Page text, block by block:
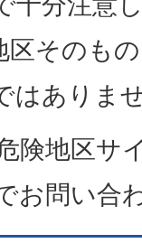
区そのも
はありま
険地区サ
お問い合